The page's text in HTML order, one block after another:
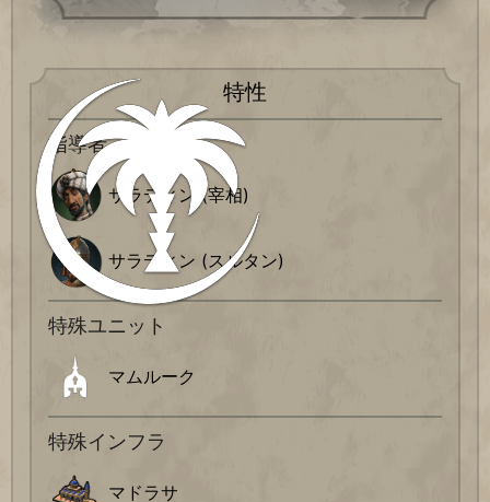
特性
指導者
サラディン (宰相)
サラディン (スルタン)
特殊ユニット
マムルーク
特殊インフラ
マドラサ